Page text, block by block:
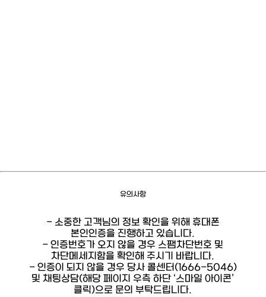
유의사항
- 소중한 고객님의 정보 확인을 위해 휴대폰
본인인증을 진행하고 있습니다.
- 인증번호가 오지 않을 경우 스팸차단번호 및
차단메세지함을 확인해 주시기 바랍니다.
- 인증이 되지 않을 경우 당사 콜센터(1666-5046)
및 채팅상담(해당 페이지 우측 하단 ‘스마일 아이콘’
클릭)으로 문의 부탁드립니다.